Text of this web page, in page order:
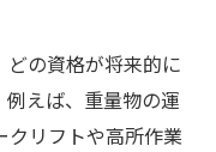
どの資格が将来的に
えば、重量物の運
リフトや高所作業